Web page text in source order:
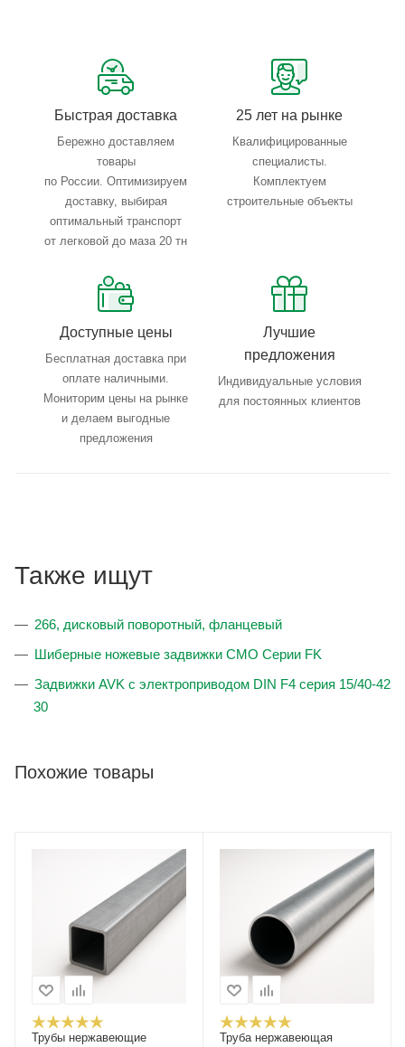
Тройной весовой контроль: въезд, погрузка, выезд
Быстрая доставка
Бережно доставляем
товары
по России. Оптимизируем
доставку, выбирая
оптимальный транспорт
от легковой до маза 20 тн
25 лет на рынке
Квалифицированные
специалисты.
Комплектуем
строительные объекты
Доступные цены
Бесплатная доставка при
оплате наличными.
Мониторим цены на рынке
и делаем выгодные
предложения
Лучшие
предложения
Индивидуальные условия
для постоянных клиентов
Также ищут
266, дисковый поворотный, фланцевый
Шиберные ножевые задвижки CMO Серии FK
Задвижки AVK с электроприводом DIN F4 серия 15/40-42
30
Похожие товары
Трубы нержавеющие
Труба нержавеющая